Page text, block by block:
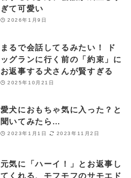
ぎて可愛い
2026年1月9日
まるで会話してるみたい！ ド
ッグランに行く前の「約束」に
お返事する犬さんが賢すぎる
2025年10月21日
愛犬におもちゃ気に入った？と
聞いてみたら…
2023年1月1日 2023年11月2日
元気に「ハーイ！」とお返事し
てくれる、モフモフのサモエド